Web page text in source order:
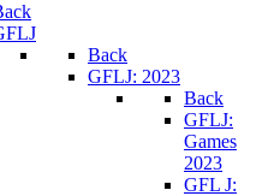
Back
GFLJ: 2023
Back
GFLJ:
Games
2023
GFL J: